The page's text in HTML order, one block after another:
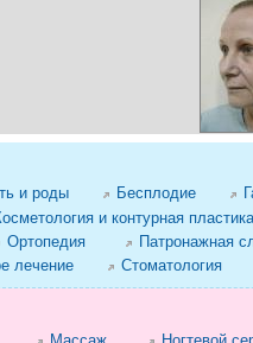
и роды Бесплодие
и контурная пластика
Ортопедия Патронажная
лечение Стоматология